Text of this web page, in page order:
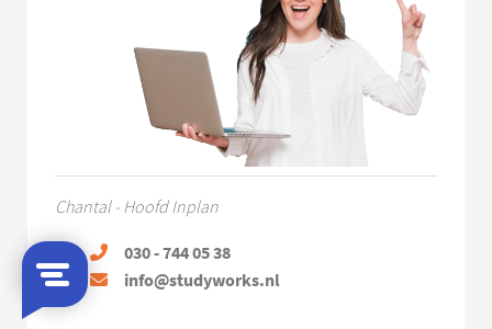
Chantal - Hoofd Inplan
030 - 744 05 38
info@studyworks.nl